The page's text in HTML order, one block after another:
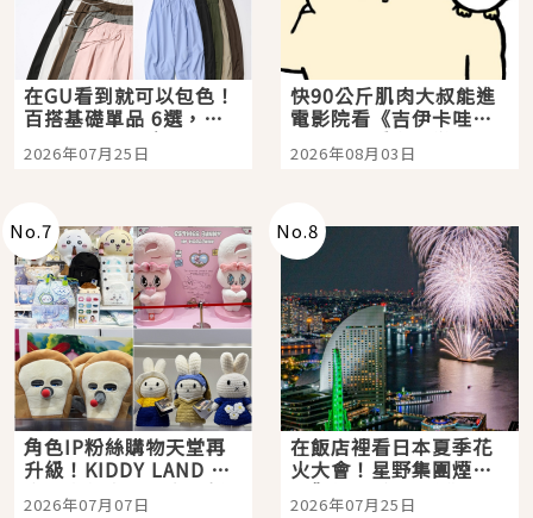
在GU看到就可以包色！
百搭基礎單品 6選，閉
眼全收也不心疼
2026年07月25日
快90公斤肌肉大叔能進
電影院看《吉伊卡哇》
嗎？日本重金屬樂團
「打首」會長與nagano
2026年08月03日
No.7
角色IP粉絲購物天堂再
升級！KIDDY LAND 原
宿店吉伊卡哇迎客，新
2026年07月07日
No.8
在飯店裡看日本夏季花
火大會！星野集團煙火
景觀飯店6選，讓你不用
2026年07月25日